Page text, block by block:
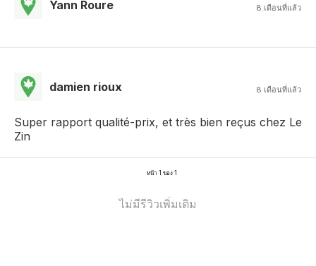
Yann Roure 8 เดือนที่แล้ว
damien rioux 8 เดือนที่แล้ว
Super rapport qualité-prix, et très bien reçus chez Le
Zin
หน้า 1 ของ 1
ไม่มีรีวิวเพิ่มเติม